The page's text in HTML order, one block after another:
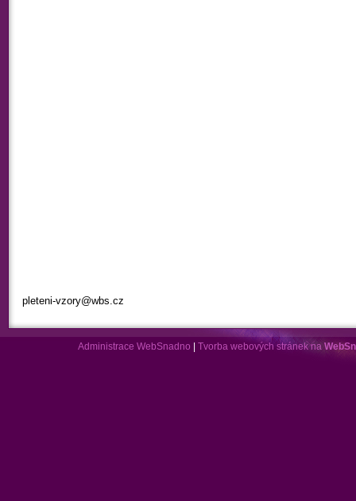
pleteni-vzory@wbs.cz
Administrace WebSnadno Tvorba webových stránek na